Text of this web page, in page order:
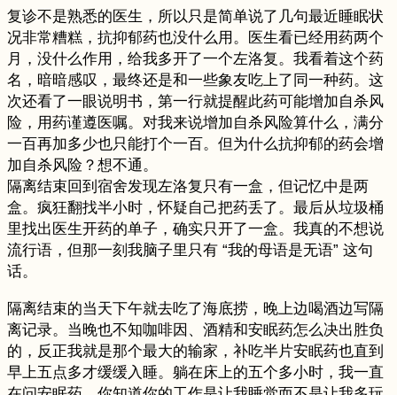
复诊不是熟悉的医生，所以只是简单说了几句最近睡眠状
况非常糟糕，抗抑郁药也没什么用。医生看已经用药两个
月，没什么作用，给我多开了一个左洛复。我看着这个药
名，暗暗感叹，最终还是和一些象友吃上了同一种药。这
次还看了一眼说明书，第一行就提醒此药可能增加自杀风
险，用药谨遵医嘱。对我来说增加自杀风险算什么，满分
一百再加多少也只能打个一百。但为什么抗抑郁的药会增
加自杀风险？想不通。
隔离结束回到宿舍发现左洛复只有一盒，但记忆中是两
盒。疯狂翻找半小时，怀疑自己把药丢了。最后从垃圾桶
里找出医生开药的单子，确实只开了一盒。我真的不想说
流行语，但那一刻我脑子里只有 “我的母语是无语” 这句
话。
隔离结束的当天下午就去吃了海底捞，晚上边喝酒边写隔
离记录。当晚也不知咖啡因、酒精和安眠药怎么决出胜负
的，反正我就是那个最大的输家，补吃半片安眠药也直到
早上五点多才缓缓入睡。躺在床上的五个多小时，我一直